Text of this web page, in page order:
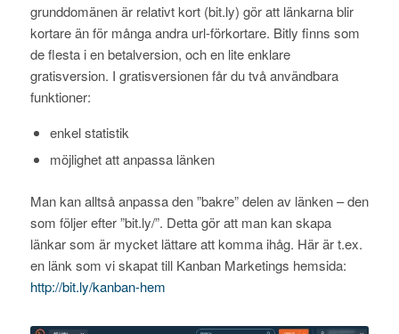
grunddomänen är relativt kort (bit.ly) gör att länkarna blir
kortare än för många andra url-förkortare. Bitly finns som
de flesta i en betalversion, och en lite enklare
gratisversion. I gratisversionen får du två användbara
funktioner:
enkel statistik
möjlighet att anpassa länken
Man kan alltså anpassa den ”bakre” delen av länken – den
som följer efter ”bit.ly/”. Detta gör att man kan skapa
länkar som är mycket lättare att komma ihåg. Här är t.ex.
en länk som vi skapat till Kanban Marketings hemsida:
http://bit.ly/kanban-hem